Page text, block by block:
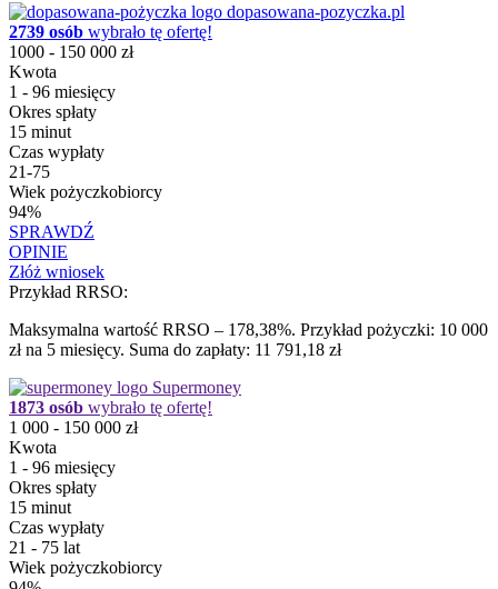
dopasowana-pozyczka.pl
2739 osób wybrało tę ofertę!
1000 - 150 000 zł
Kwota
1 - 96 miesięcy
Okres spłaty
15 minut
Czas wypłaty
21-75
Wiek pożyczkobiorcy
94%
SPRAWDŹ
OPINIE
Złóż wniosek
Przykład RRSO:
Maksymalna wartość RRSO – 178,38%. Przykład pożyczki: 10 000
zł na 5 miesięcy. Suma do zapłaty: 11 791,18 zł
Supermoney
1873 osób wybrało tę ofertę!
1 000 - 150 000 zł
Kwota
1 - 96 miesięcy
Okres spłaty
15 minut
Czas wypłaty
21 - 75 lat
Wiek pożyczkobiorcy